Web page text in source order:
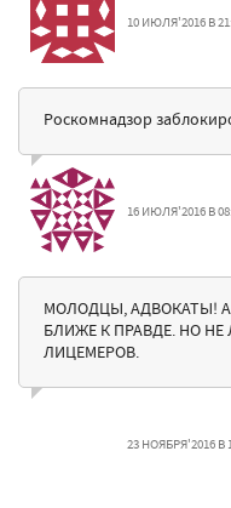
10 ИЮЛЯ'2016 В
Роскомнадзор
16 ИЮЛЯ'2016 В
МОЛОДЦЫ, АДВОКАТЫ!
БЛИЖЕ К ПРАВДЕ. НО
ЛИЦЕМЕРОВ.
23 НОЯБРЯ'2016 В